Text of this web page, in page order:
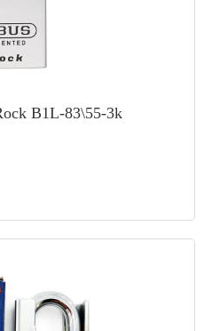
B1L-83\55-3k